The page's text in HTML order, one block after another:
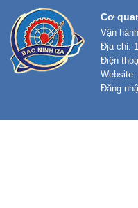
Cơ
Vận
Địa chỉ:
Điện
Website:
Đăng